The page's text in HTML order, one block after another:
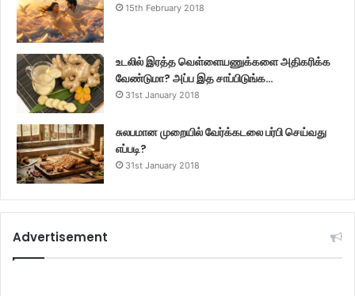
15th February 2018
உடலில் இரத்த வெள்ளையணுக்களை அதிகரிக்க
வேண்டுமா? அப்ப இத சாப்பிடுங்க…
31st January 2018
சுலபமான முறையில் வேர்க்கடலை பர்பி செய்வது
எப்படி?
31st January 2018
Advertisement